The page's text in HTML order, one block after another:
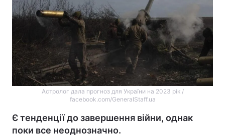
Астролог дала прогноз для України на 2023 рік /
facebook.com/GeneralStaff.ua
Є тенденції до завершення війни, однак
поки все неоднозначно.